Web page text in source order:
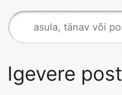
Igevere